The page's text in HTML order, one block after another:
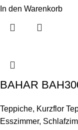
In den Warenkorb
BAHAR
Teppiche, Kurzflor
Esszimmer,